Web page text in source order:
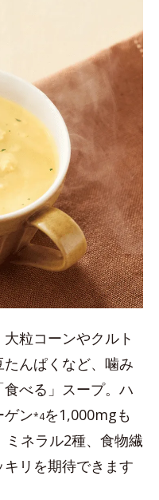
粒コーンやクルト
んぱくなど、噛み
べる」スープ。ハ
ゲン*4を1,000mgも
ネラル2種、食物繊
リを期待できます